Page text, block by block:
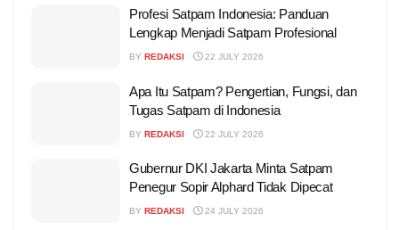
Profesi Satpam Indonesia: Panduan
Lengkap Menjadi Satpam Profesional
BY REDAKSI 22 JULY 2026
Apa Itu Satpam? Pengertian, Fungsi, dan
Tugas Satpam di Indonesia
BY REDAKSI 22 JULY 2026
Gubernur DKI Jakarta Minta Satpam
Penegur Sopir Alphard Tidak Dipecat
BY REDAKSI 24 JULY 2026